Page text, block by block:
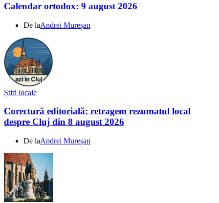
Calendar ortodox: 9 august 2026
De laAndrei Mureșan
Știri locale
Corectură editorială: retragem rezumatul local
despre Cluj din 8 august 2026
De laAndrei Mureșan